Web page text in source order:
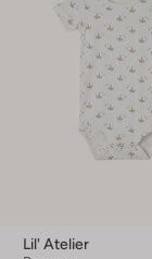
Lil' Atelier